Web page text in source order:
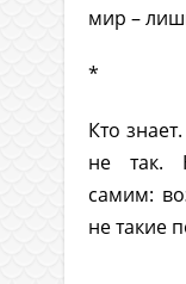
мир –
*
Кто
не так.
самим:
не такие